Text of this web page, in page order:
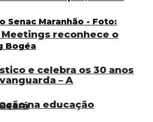
– A
na educação
reconhece o
e celebra os 30 anos